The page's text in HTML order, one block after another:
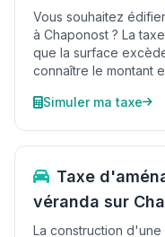
Vous souhaitez
à Chaponost ? La
que la surface
connaître le montant
Simuler ma taxe
Taxe
véranda sur
La construction